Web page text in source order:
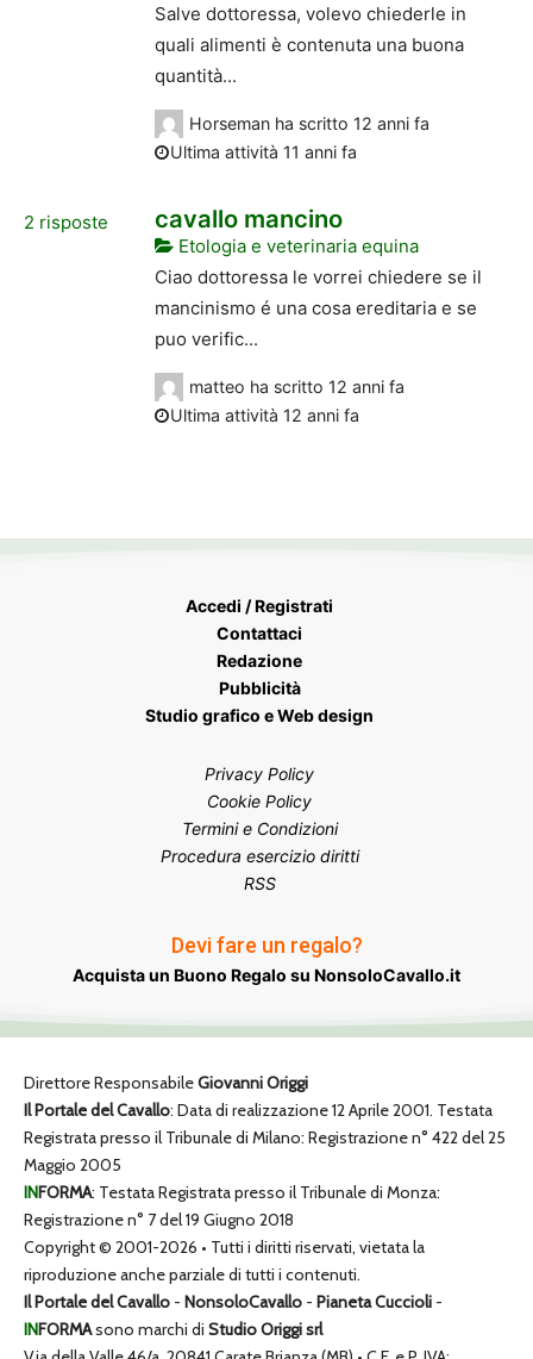
Salve dottoressa, volevo chiederle in
quali alimenti è contenuta una buona
quantità...
Horsemanha scritto 12 anni fa
Ultima attività 11 anni fa
2 risposte cavallo mancino
Etologia e veterinaria equina
Ciao dottoressa le vorrei chiedere se il
mancinismo é una cosa ereditaria e se
puo verific...
matteo ha scritto 12 anni fa
Ultima attività 12 anni fa
Accedi / Registrati
Contattaci
Redazione
Pubblicità
Studio grafico e Web design
Privacy Policy
Cookie Policy
Termini e Condizioni
Procedura esercizio diritti
RSS
Devi fare un regalo?
Acquista un Buono Regalo su NonsoloCavallo.it
Direttore ResponsabileGiovanni Origgi
Il Portale del Cavallo: Data di realizzazione 12 Aprile 2001. Testata
Registrata presso il Tribunale di Milano: Registrazione n° 422 del 25
Maggio 2005
INFORMA: Testata Registrata presso il Tribunale di Monza:
Registrazione n° 7 del 19 Giugno 2018
Copyright © 2001-2026 • Tutti i diritti riservati, vietata la
riproduzione anche parziale di tutti i contenuti.
Il Portale del Cavallo - NonsoloCavallo - Pianeta Cuccioli -
INFORMAsono marchi di Studio Origgi srl